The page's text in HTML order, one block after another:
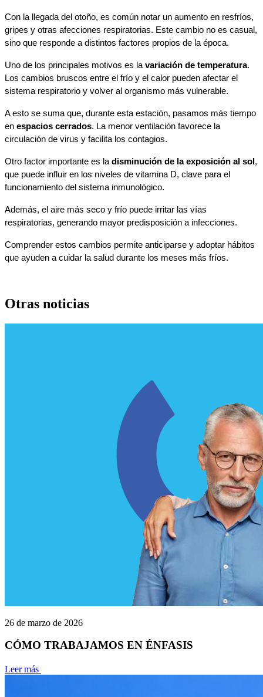
Con la llegada del otoño, es común notar un aumento en resfríos,
gripes y otras afecciones respiratorias. Este cambio no es casual,
sino que responde a distintos factores propios de la época.
Uno de los principales motivos es la variación de temperatura.
Los cambios bruscos entre el frío y el calor pueden afectar el
sistema respiratorio y volver al organismo más vulnerable.
A esto se suma que, durante esta estación, pasamos más tiempo
en espacios cerrados. La menor ventilación favorece la
circulación de virus y facilita los contagios.
Otro factor importante es la disminución de la exposición al sol ,
que puede influir en los niveles de vitamina D, clave para el
funcionamiento del sistema inmunológico.
Además, el aire más seco y frío puede irritar las vías
respiratorias, generando mayor predisposición a infecciones.
Comprender estos cambios permite anticiparse y adoptar hábitos
que ayuden a cuidar la salud durante los meses más fríos.
Otras noticias
26 de marzo de 2026
CÓMO TRABAJAMOS EN ÉNFASIS
Leer más